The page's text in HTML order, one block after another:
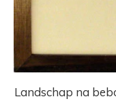
Landschap na